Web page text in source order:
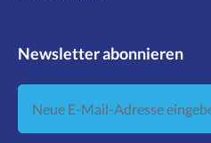
Newsletter abonnieren
Neue E-Mail-Adresse eingeben ...